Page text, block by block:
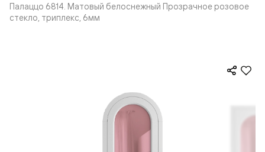
Палаццо 6814. Матовый белоснежный Прозрачное розовое
стекло, триплекс, 6мм